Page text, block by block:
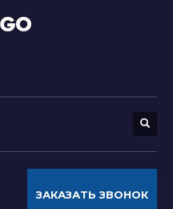
ЗАКАЗАТЬ ЗВОНОК